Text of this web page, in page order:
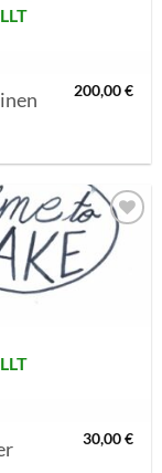
200,00€
AUF MEINE
MERKLISTE
SETZEN
30,00€